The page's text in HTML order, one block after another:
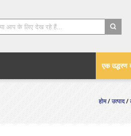
एक उद्धरण
होम/उत्पाद/